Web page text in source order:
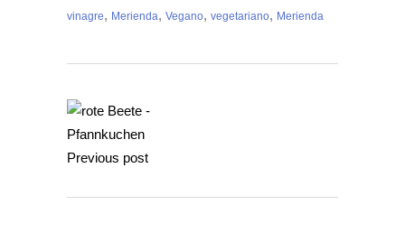
vinagre, Merienda, Vegano, vegetariano, Merienda
Previous post